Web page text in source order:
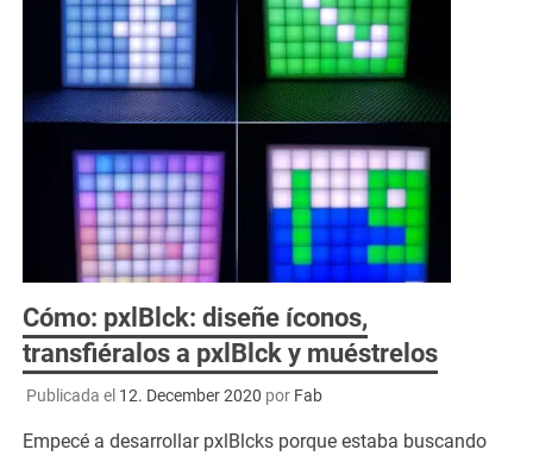
Cómo: pxlBlck: diseñe íconos,
transfiéralos a pxlBlck y muéstrelos
Publicada el 12. December 2020 por Fab
Empecé a desarrollar pxlBlcks porque estaba buscando